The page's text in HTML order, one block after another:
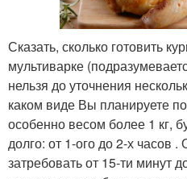
Сказать, сколько готовить
мультиварке
нельзя до уточнения
каком виде Вы планируете
особенно весом более 1 кг,
долго: от 1-ого до 2-х часов .
затребовать от 15-ти минут